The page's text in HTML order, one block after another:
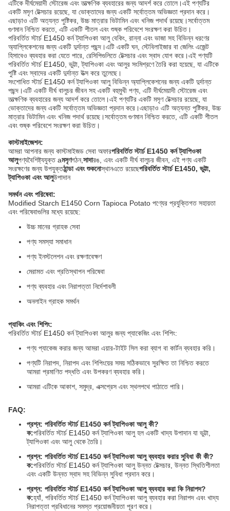
এটিকে দীর্ঘমেয়াদী স্টোরেজ এবং তাত্ক্ষণিক ব্যবহারের জন্য আদর্শ করে তোলে।এই পণ্যটির
একটি মসৃণ টেক্সচার রয়েছে, যা ভোক্তাদের জন্য একটি সর্বোত্তম অভিজ্ঞতা প্রদান করে।
এছাড়াও এটি অত্যন্ত পুষ্টিকর, উচ্চ মাত্রার ভিটামিন এবং খনিজ পদার্থ রয়েছে।সর্বোত্তম
গুণমান নিশ্চিত করতে, এটি একটি শীতল এবং শুষ্ক পরিবেশে সংরক্ষণ করা উচিত।
পরিবর্তিত স্টার্চ E1450 কর্ন ট্যাপিওকা আলু বেকিং, রান্না এবং ভাজা সহ বিভিন্ন ধরণের
অ্যাপ্লিকেশনের জন্য একটি দুর্দান্ত পছন্দ।এটি একটি ঘন, স্টেবিলাইজার বা জেলিং এজেন্ট
হিসাবেও ব্যবহার করা যেতে পারে, রেসিপিগুলিতে টেক্সচার এবং স্বাদ যোগ করে।এই পণ্যটি
পরিবর্তিত স্টার্চ E1450, ভুট্টা, ট্যাপিওকা এবং আলুর সংমিশ্রণে তৈরি করা হয়েছে, যা এটিকে
পুষ্টি এবং স্বাদের একটি দুর্দান্ত উত্স করে তুলেছে।
সংশোধিত স্টার্চ E1450 কর্ন ট্যাপিওকা আলু বিভিন্ন অ্যাপ্লিকেশনের জন্য একটি দুর্দান্ত
পছন্দ।এটি একটি দীর্ঘ বালুচর জীবন সহ একটি বহুমুখী পণ্য, এটি দীর্ঘমেয়াদী স্টোরেজ এবং
তাত্ক্ষণিক ব্যবহারের জন্য আদর্শ করে তোলে।এই পণ্যটির একটি মসৃণ টেক্সচার রয়েছে, যা
ভোক্তাদের জন্য একটি সর্বোত্তম অভিজ্ঞতা প্রদান করে।এছাড়াও এটি অত্যন্ত পুষ্টিকর, উচ্চ
মাত্রার ভিটামিন এবং খনিজ পদার্থ রয়েছে।সর্বোত্তম গুণমান নিশ্চিত করতে, এটি একটি শীতল
এবং শুষ্ক পরিবেশে সংরক্ষণ করা উচিত।
কাস্টমাইজেশন:
আমরা আপনার জন্য কাস্টমাইজড সেবা অফারপরিবর্তিত স্টার্চ E1450 কর্ন ট্যাপিওকা
আলুপণ্যবৈশিষ্ট্যযুক্ত aমসৃণগঠন,সাদারঙ, এবং একটি দীর্ঘ বালুচর জীবন, এই পণ্য একটি
সংরক্ষণের জন্য উপযুক্তঠান্ডা এবং শুকনোস্থানএতে রয়েছেপরিবর্তিত স্টার্চ E1450, ভুট্টা,
ট্যাপিওকা এবং আলুউপাদান
সমর্থন এবং পরিষেবা:
Modified Starch E1450 Corn Tapioca Potato পণ্যের প্রযুক্তিগত সহায়তা
এবং পরিষেবাগুলির মধ্যে রয়েছে:
উচ্চ মানের গ্রাহক সেবা
পণ্য সমস্যা সমাধান
পণ্য ইনস্টলেশন এবং রক্ষণাবেক্ষণ
মেরামত এবং প্রতিস্থাপন পরিষেবা
পণ্য ব্যবহার এবং নিরাপত্তা নির্দেশাবলী
অনলাইন গ্রাহক সমর্থন
প্যাকিং এবং শিপিং:
পরিবর্তিত স্টার্চ E1450 কর্ন ট্যাপিওকা আলুর জন্য প্যাকেজিং এবং শিপিং:
পণ্য প্যাকেজ করার জন্য আমরা এয়ার-টাইট সিল করা ব্যাগ বা কার্টন ব্যবহার করি।
পণ্যটি নিরাপদ, নিরাপদ এবং শিপিংয়ের সময় সঠিকভাবে সুরক্ষিত তা নিশ্চিত করতে
আমরা প্রমাণিত পদ্ধতি এবং উপকরণ ব্যবহার করি।
আমরা এটিকে আকাশ, সমুদ্র, এক্সপ্রেস এবং স্থলপথে পাঠাতে পারি।
FAQ:
প্রশ্ন: পরিবর্তিত স্টার্চ E1450 কর্ন ট্যাপিওকা আলু কী?
ক:পরিবর্তিত স্টার্চ E1450 কর্ন ট্যাপিওকা আলু হল একটি খাদ্য উপাদান যা ভুট্টা,
ট্যাপিওকা এবং আলু থেকে তৈরি।
প্রশ্ন: পরিবর্তিত স্টার্চ E1450 কর্ন ট্যাপিওকা আলু ব্যবহার করার সুবিধা কী কী?
ক:পরিবর্তিত স্টার্চ E1450 কর্ন ট্যাপিওকা আলু উন্নত টেক্সচার, উন্নত স্থিতিশীলতা
এবং একটি উন্নত স্বাদ সহ বিভিন্ন সুবিধা প্রদান করে।
প্রশ্ন: পরিবর্তিত স্টার্চ E1450 কর্ন ট্যাপিওকা আলু ব্যবহার করা কি নিরাপদ?
ক:হ্যাঁ, পরিবর্তিত স্টার্চ E1450 কর্ন ট্যাপিওকা আলু ব্যবহার করা নিরাপদ এবং খাদ্য
নিরাপত্তা প্রবিধানের সমস্ত প্রয়োজনীয়তা পূরণ করে।